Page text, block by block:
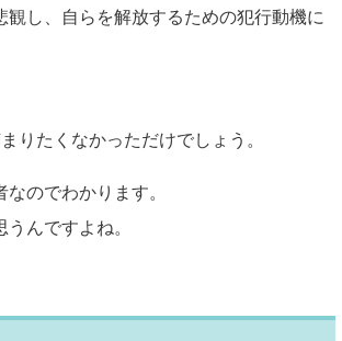
し、自らを解放するための犯行動機に
りたくなかっただけでしょう。
のでわかります。
んですよね。